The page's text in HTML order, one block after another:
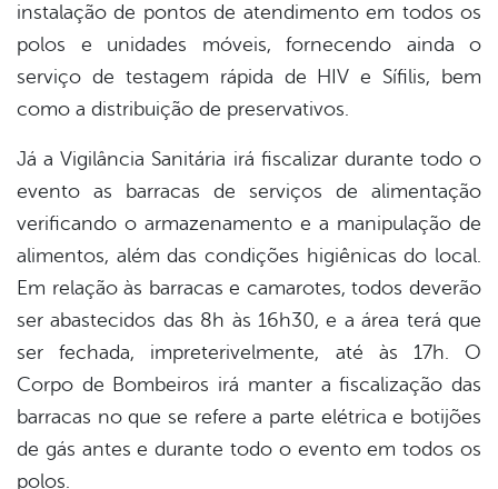
instalação de pontos de atendimento em todos os
polos e unidades móveis, fornecendo ainda o
serviço de testagem rápida de HIV e Sífilis, bem
como a distribuição de preservativos.
Já a Vigilância Sanitária irá fiscalizar durante todo o
evento as barracas de serviços de alimentação
verificando o armazenamento e a manipulação de
alimentos, além das condições higiênicas do local.
Em relação às barracas e camarotes, todos deverão
ser abastecidos das 8h às 16h30, e a área terá que
ser fechada, impreterivelmente, até às 17h. O
Corpo de Bombeiros irá manter a fiscalização das
barracas no que se refere a parte elétrica e botijões
de gás antes e durante todo o evento em todos os
polos.